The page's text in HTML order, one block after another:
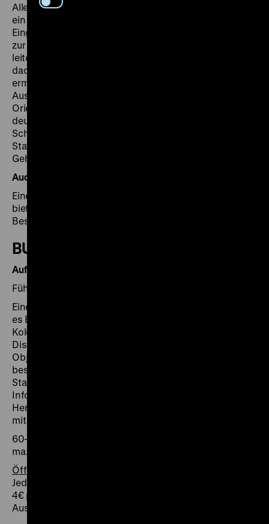
Alle "Inklusiven Kommunikations-Stationen" sind an
ein taktiles Bodenleitsystem angebunden, das am
Eingang der Ausstellungshalle beginnt und zur Kasse,
zur Ausgabe der Audiogeräte und zur Ausstellung
leitet: Blinden und sehbehinderten Menschen soll
dadurch ein eigenständiger Ausstellungsrundgang
ermöglicht werden. Im Eingangsbereich der
Ausstellung bietet ein taktiler Grundriss
Orientierungshilfe im Raum. Der Grundriss wird in
deutscher Brailleschrift, in deutscher und englischer
Schwarzschrift und als Audiodeskription erläutert. Alle
Stationen verfügen über eine spezielle Halterung für
Geh- und Langstöcke.
Audioguide mit Audiotranskriptionen
Eine Hörführung mit ausführlichen Beschreibungen
bietet allen interessierten Besucherinnen und
Besuchern ergänzende Informationen.
BUCHBARE ANGEBOTE
Auf Tuchfühlung mit der Geschichte
Führungen für Sehbehinderte und Blinde
Eine Kombination aus Hören und Berühren ermöglicht
es Blinden und Sehbehinderten, sich der deutschen
Kolonialgeschichte zu nähern und aktiv an der
Diskussion darüber teilzunehmen. Ausgewählte
Objekte werden während des Rundgangs detailliert
beschrieben, und an den Inklusiven Kommunikations-
Stationen können Exponate ertastet werden.
Informationen über Herkunftsort, Materialien und
Herstellungsart helfen beim Begreifen der Geschichte
mit allen Sinnen.
60–90 Minuten, 75 € pro Gruppe bzw. 1 € pro Schüler,
max. 20 Personen
Öffentliche Termine
Jeden 1. Mittwoch im Monat, 13 Uhr
4€ pro Person zzgl. Eintritt, Treffpunkt:
Ausstellungshalle